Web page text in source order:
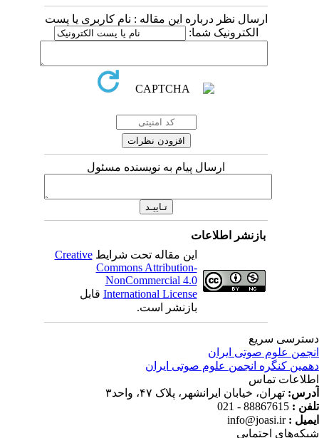
ارسال نظر درباره این مقاله : نام کاربری یا پست
الکترونیک شما:
ارسال پیام به نویسنده مسئول
بازنشر اطلاعات
این مقاله تحت شرایطCreative
Commons Attribution-
NonCommercial 4.0
International Licenseقابل
بازنشر است.
سریع
علوم صوتی ایران
کنگره انجمن علوم صوتی ایران
تماس
تهران، خیابان ایرانشهر، پلاک ۴۷، واحد۳
:
88867615 - 021
:
info@joasi.ir
اجتمایی